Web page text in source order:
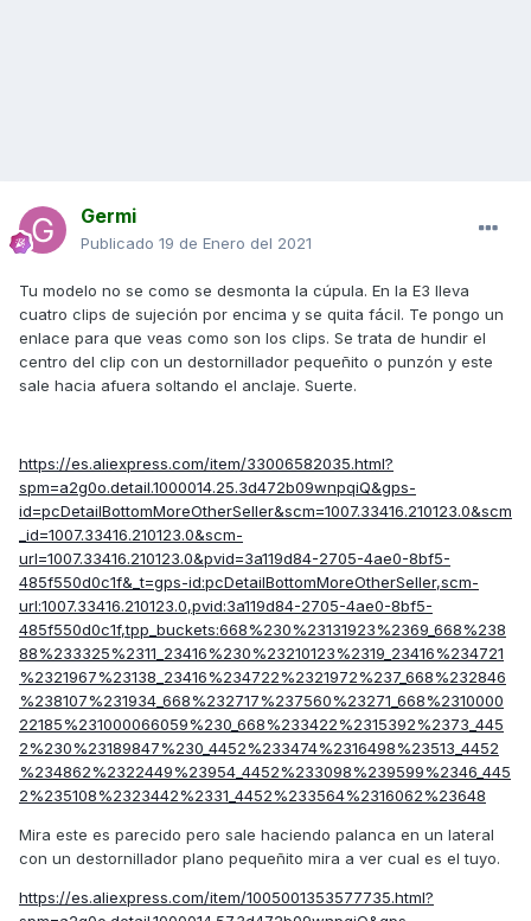
Germi
Publicado 19 de Enero del 2021
Tu modelo no se como se desmonta la cúpula. En la E3 lleva
cuatro clips de sujeción por encima y se quita fácil. Te pongo un
enlace para que veas como son los clips. Se trata de hundir el
centro del clip con un destornillador pequeñito o punzón y este
sale hacia afuera soltando el anclaje. Suerte.
https://es.aliexpress.com/item/33006582035.html?
spm=a2g0o.detail.1000014.25.3d472b09wnpqiQ&gps-
id=pcDetailBottomMoreOtherSeller&scm=1007.33416.210123.0&scm
_id=1007.33416.210123.0&scm-
url=1007.33416.210123.0&pvid=3a119d84-2705-4ae0-8bf5-
485f550d0c1f&_t=gps-id:pcDetailBottomMoreOtherSeller,scm-
url:1007.33416.210123.0,pvid:3a119d84-2705-4ae0-8bf5-
485f550d0c1f,tpp_buckets:668%230%23131923%2369_668%238
88%233325%2311_23416%230%23210123%2319_23416%234721
%2321967%23138_23416%234722%2321972%237_668%232846
%238107%231934_668%232717%237560%23271_668%2310000
22185%231000066059%230_668%233422%2315392%2373_445
2%230%23189847%230_4452%233474%2316498%23513_4452
%234862%2322449%23954_4452%233098%239599%2346_445
2%235108%2323442%2331_4452%233564%2316062%23648
Mira este es parecido pero sale haciendo palanca en un lateral
con un destornillador plano pequeñito mira a ver cual es el tuyo.
https://es.aliexpress.com/item/1005001353577735.html?